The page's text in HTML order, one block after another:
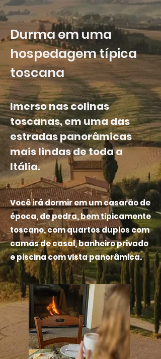
Durma em uma
hospedagem típica
toscana
Imerso nas colinas
toscanas, em uma das
estradas panorâmicas
mais lindas de toda a
Itália.
Você irá dormir em um casarão de
época, de pedra, bem tipicamente
toscano, com quartos duplos com
camas de casal, banheiro privado
e piscina com vista panorâmica.